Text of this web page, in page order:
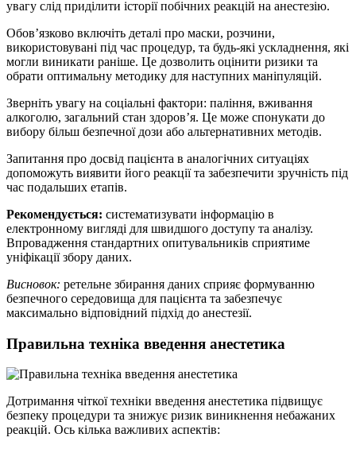
увагу слід приділити історії побічних реакцій на анестезію.
Обов’язково включіть деталі про маски, розчини,
використовувані під час процедур, та будь-які ускладнення, які
могли виникати раніше. Це дозволить оцінити ризики та
обрати оптимальну методику для наступних маніпуляцій.
Зверніть увагу на соціальні фактори: паління, вживання
алкоголю, загальний стан здоров’я. Це може спонукати до
вибору більш безпечної дози або альтернативних методів.
Запитання про досвід пацієнта в аналогічних ситуаціях
допоможуть виявити його реакції та забезпечити зручність під
час подальших етапів.
Рекомендується: систематизувати інформацію в
електронному вигляді для швидшого доступу та аналізу.
Впровадження стандартних опитувальників сприятиме
уніфікації збору даних.
Висновок: ретельне збирання даних сприяє формуванню
безпечного середовища для пацієнта та забезпечує
максимально відповідний підхід до анестезії.
Правильна техніка введення анестетика
Дотримання чіткої техніки введення анестетика підвищує
безпеку процедури та знижує ризик виникнення небажаних
реакцій. Ось кілька важливих аспектів: